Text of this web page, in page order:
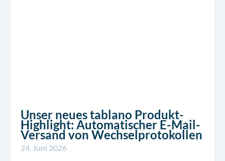
Unser neues tablano Produkt-
Highlight: Automatischer E-Mail-
Versand von Wechselprotokollen
24. Juni 2026